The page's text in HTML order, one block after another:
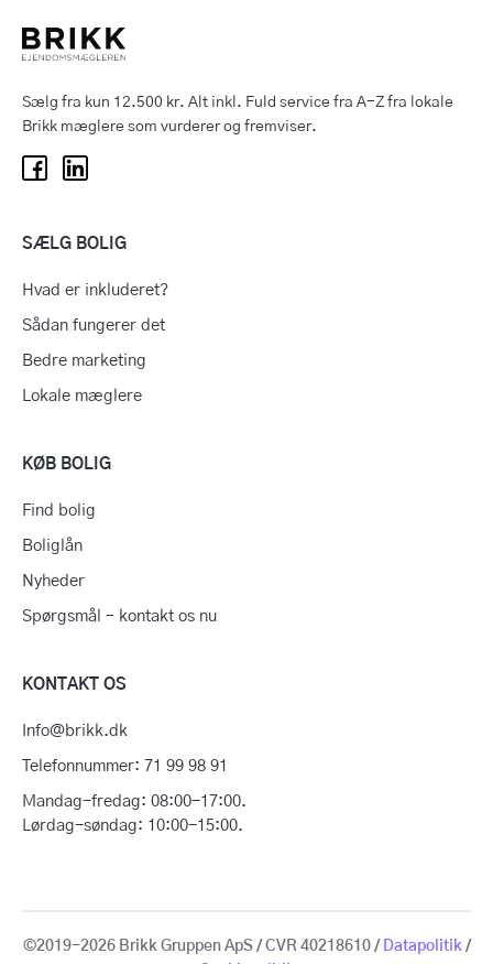
Sælg fra kun 12.500 kr. Alt inkl. Fuld service fra A-Z fra lokale
Brikk mæglere som vurderer og fremviser.
SÆLG BOLIG
Hvad er inkluderet?
Sådan fungerer det
Bedre marketing
Lokale mæglere
KØB BOLIG
Find bolig
Boliglån
Nyheder
Spørgsmål – kontakt os nu
KONTAKT OS
Info@brikk.dk
Telefonnummer: 71 99 98 91
Mandag-fredag: 08:00-17:00.
Lørdag-søndag: 10:00-15:00.
©2019-2026 Brikk Gruppen ApS / CVR 40218610 / Datapolitik/